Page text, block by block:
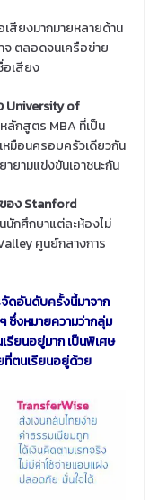
สียงมากมายหลายด้าน
จ ตลอดจนเครือข่าย
เสียง
University of
ลักสูตร MBA ที่เป็น
หมือนครอบครัวเดียวกัน
ยามแข่งขันเอาชนะกัน
อง Stanford
นักศึกษาแต่ละห้องไม่
ศูนย์กลางการ
ดอันดับครั้งนี้มาจาก
ซึ่งหมายความว่ากลุ่ม
รียนอยู่มาก เป็นพิเศษ
ที่ตนเรียนอยู่ด้วย